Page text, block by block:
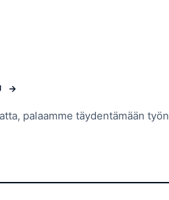
→
palaamme täydentämään työn